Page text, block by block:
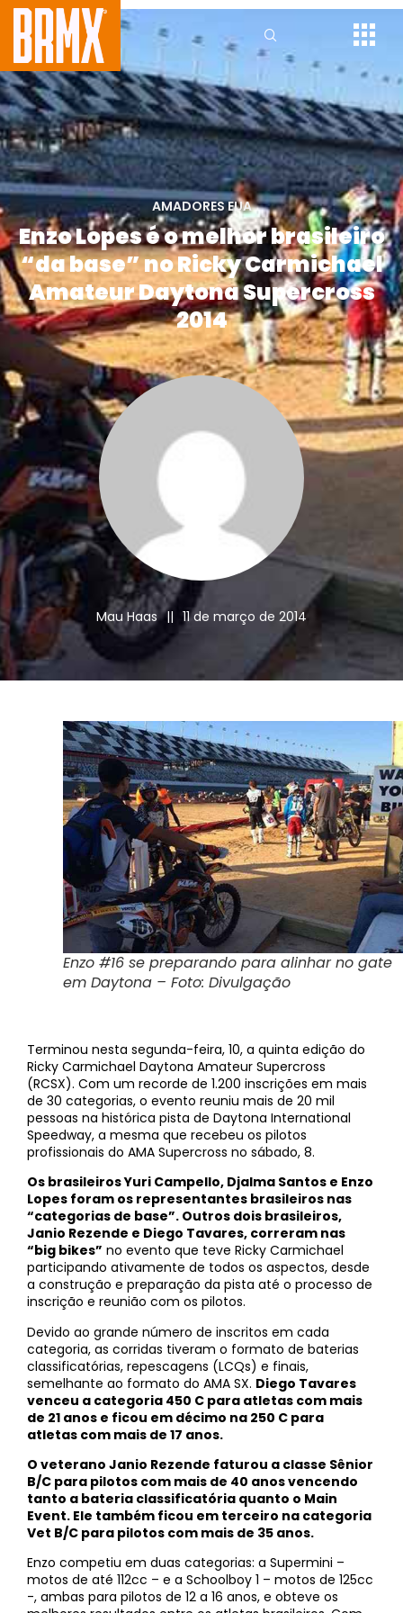
AMADORES EUA
Enzo Lopes é o melhor brasileiro
“da base” no Ricky Carmichael
Amateur Daytona Supercross
2014
Mau Haas || 11 de março de 2014
Enzo #16 se preparando para alinhar no gate
em Daytona – Foto: Divulgação
Terminou nesta segunda-feira, 10, a quinta edição do
Ricky Carmichael Daytona Amateur Supercross
(RCSX). Com um recorde de 1.200 inscrições em mais
de 30 categorias, o evento reuniu mais de 20 mil
pessoas na histórica pista de Daytona International
Speedway, a mesma que recebeu os pilotos
profissionais do AMA Supercross no sábado, 8.
Os brasileiros Yuri Campello, Djalma Santos e Enzo
Lopes foram os representantes brasileiros nas
“categorias de base”. Outros dois brasileiros,
Janio Rezende e Diego Tavares, correram nas
“big bikes” no evento que teve Ricky Carmichael
participando ativamente de todos os aspectos, desde
a construção e preparação da pista até o processo de
inscrição e reunião com os pilotos.
Devido ao grande número de inscritos em cada
categoria, as corridas tiveram o formato de baterias
classificatórias, repescagens (LCQs) e finais,
semelhante ao formato do AMA SX. Diego Tavares
venceu a categoria 450 C para atletas com mais
de 21 anos e ficou em décimo na 250 C para
atletas com mais de 17 anos.
O veterano Janio Rezende faturou a classe Sênior
B/C para pilotos com mais de 40 anos vencendo
tanto a bateria classificatória quanto o Main
Event. Ele também ficou em terceiro na categoria
Vet B/C para pilotos com mais de 35 anos.
Enzo competiu em duas categorias: a Supermini –
motos de até 112cc – e a Schoolboy 1 – motos de 125cc
-, ambas para pilotos de 12 a 16 anos, e obteve os